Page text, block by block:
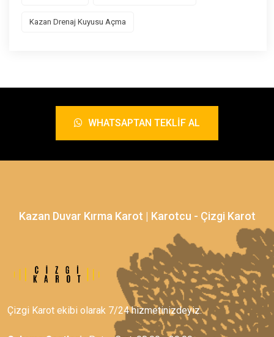
Kazan Drenaj Kuyusu Açma
WHATSAPTAN TEKLIF AL
Kazan Duvar Kırma Karot | Karotcu - Çizgi Karot
Çizgi Karot ekibi olarak 7/24 hizmetinizdeyiz.